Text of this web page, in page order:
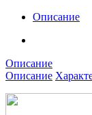
Описание
Описание
Описание